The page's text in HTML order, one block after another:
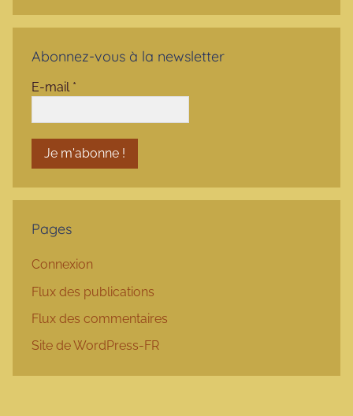
Abonnez-vous à la newsletter
E-mail *
Pages
Connexion
Flux des publications
Flux des commentaires
Site de WordPress-FR